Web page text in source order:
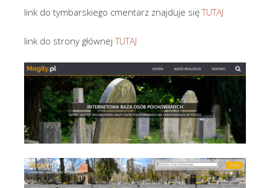
link do tymbarskiego cmentarz znajduje sięTUTAJ
link do strony głównejTUTAJ